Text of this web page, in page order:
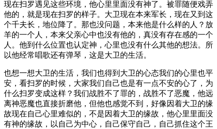
现在扫罗遇见这些环境，他心里里面没有神了。被罪随便戏弄
他的，就是现在扫罗的样子。大卫现在本来军长，现在又到这
个千夫长，地位降了。那也没问题，本来他是什么样的人？放
羊的一个人，本来父亲心中也没有他的，真没有存在感的一个
人。他到什么位置也认定神，心里也没有什么其他的想法。所
以他经常唱歌还有弹琴，这是大卫的生活。
也想一想大卫的生活，我们也得到大卫的心态我们的心里也平
安，看扫罗的时候，大家我们自己也是有一点不安的心了，为
什么扫罗变成这样？我们战胜不了罪的，战胜不了恶魔，他远
离神恶魔也直接折磨他，但他也感觉不到，好像因着大卫的缘
故现在自己心里难似的，不是因着大卫的缘故，他心里里面没
有神的缘故，以自己为中心，自己保守自己，自己抓住这个王